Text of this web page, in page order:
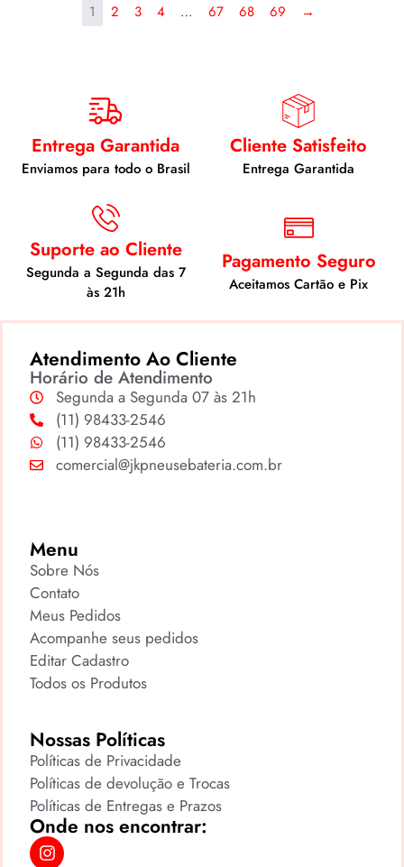
1 2 3 4 … 67 68 69 →
Entrega Garantida
Enviamos para todo o Brasil
Cliente Satisfeito
Entrega Garantida
Suporte ao Cliente
Segunda a Segunda das 7
às 21h
Pagamento Seguro
Aceitamos Cartão e Pix
Atendimento Ao Cliente
Horário de Atendimento
Segunda a Segunda 07 às 21h
(11) 98433-2546
(11) 98433-2546
comercial@jkpneusebateria.com.br
Menu
Sobre Nós
Contato
Meus Pedidos
Acompanhe seus pedidos
Editar Cadastro
Todos os Produtos
Nossas Políticas
Políticas de Privacidade
Políticas de devolução e Trocas
Políticas de Entregas e Prazos
Onde nos encontrar: